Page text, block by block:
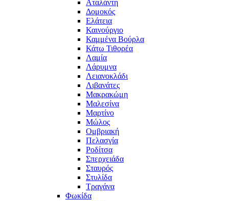
Αταλάντη
Δομοκός
Ελάτεια
Καινούργιο
Καμμένα Βούρλα
Κάτω Τιθορέα
Λαμία
Λάρυμνα
Λειανοκλάδι
Λιβανάτες
Μακρακώμη
Μαλεσίνα
Μαρτίνο
Μώλος
Ομβριακή
Πελασγία
Ροδίτσα
Σπερχειάδα
Σταυρός
Στυλίδα
Τραγάνα
Φωκίδα